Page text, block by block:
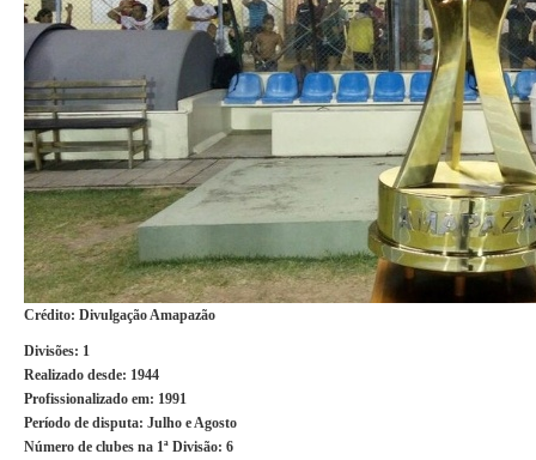
Crédito: Divulgação Amapazão
Divisões: 1
Realizado desde: 1944
Profissionalizado em: 1991
Período de disputa: Julho e Agosto
Número de clubes na 1ª Divisão: 6